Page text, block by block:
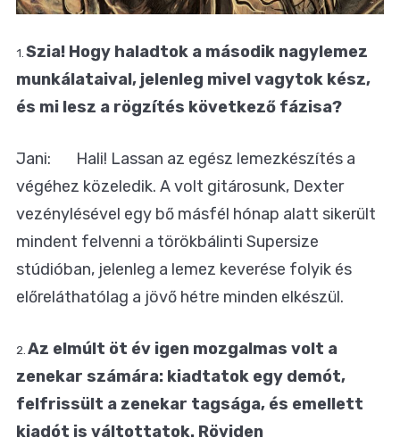
1. Szia! Hogy haladtok a második nagylemez
munkálataival, jelenleg mivel vagytok kész,
és mi lesz a rögzítés következő fázisa?
Jani: Hali! Lassan az egész lemezkészítés a
végéhez közeledik. A volt gitárosunk, Dexter
vezénylésével egy bő másfél hónap alatt sikerült
mindent felvenni a törökbálinti Supersize
stúdióban, jelenleg a lemez keverése folyik és
előreláthatólag a jövő hétre minden elkészül.
2. Az elmúlt öt év igen mozgalmas volt a
zenekar számára: kiadtatok egy demót,
felfrissült a zenekar tagsága, és emellett
kiadót is váltottatok. Röviden